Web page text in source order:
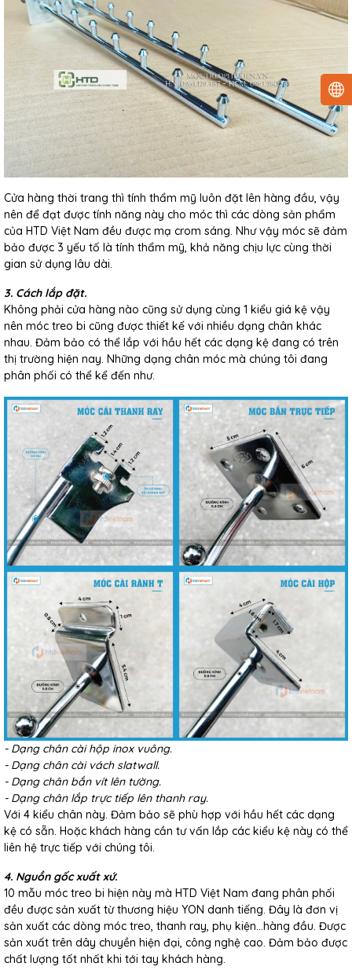
Cửa hàng thời trang thì tính thẩm mỹ luôn đặt lên hàng đầu, vậy
nên để đạt được tính năng này cho móc thì các dòng sản phẩm
của HTD Việt Nam đều được mạ crom sáng. Như vậy móc sẽ đảm
bảo được 3 yếu tố là tính thẩm mỹ, khả năng chịu lực cùng thời
gian sử dụng lâu dài.
3. Cách lắp đặt.
Không phải cửa hàng nào cũng sử dụng cùng 1 kiểu giá kệ vậy
nên móc treo bi cũng được thiết kế với nhiều dạng chân khác
nhau. Đảm bảo có thể lắp với hầu hết các dạng kệ đang có trên
thị trường hiện nay. Những dạng chân móc mà chúng tôi đang
phân phối có thể kể đến như.
- Dạng chân cài hộp inox vuông.
- Dạng chân cài vách slatwall.
- Dạng chân bắn vít lên tường.
- Dạng chân lắp trực tiếp lên thanh ray.
Với 4 kiểu chân này. Đảm bảo sẽ phù hợp với hầu hết các dạng
kệ có sẵn. Hoặc khách hàng cần tư vấn lắp các kiểu kệ này có thể
liên hệ trực tiếp với chúng tôi.
4. Nguồn gốc xuất xứ.
10 mẫu móc treo bi hiện này mà HTD Việt Nam đang phân phối
đều được sản xuất từ thương hiệu YON danh tiếng. Đây là đơn vị
sản xuất các dòng móc treo, thanh ray, phụ kiện…hàng đầu. Được
sản xuất trên dây chuyền hiện đại, công nghệ cao. Đảm bảo được
chất lượng tốt nhất khi tới tay khách hàng.